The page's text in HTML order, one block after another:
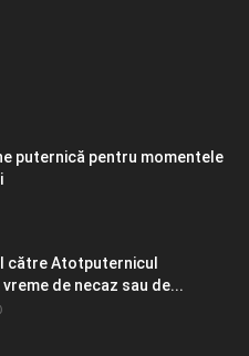
puternică pentru momentele
Atotputernicul
vreme de necaz sau de...